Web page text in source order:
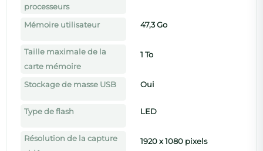
processeurs
Mémoire utilisateur 47,3 Go
Taille maximale de la
carte mémoire
1 To
Stockage de masse USB Oui
Type de flash LED
Résolution de la capture
1920 x 1080 pixels